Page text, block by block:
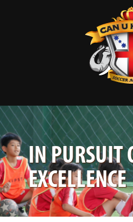
IN PURSUIT
EXCELLENCE